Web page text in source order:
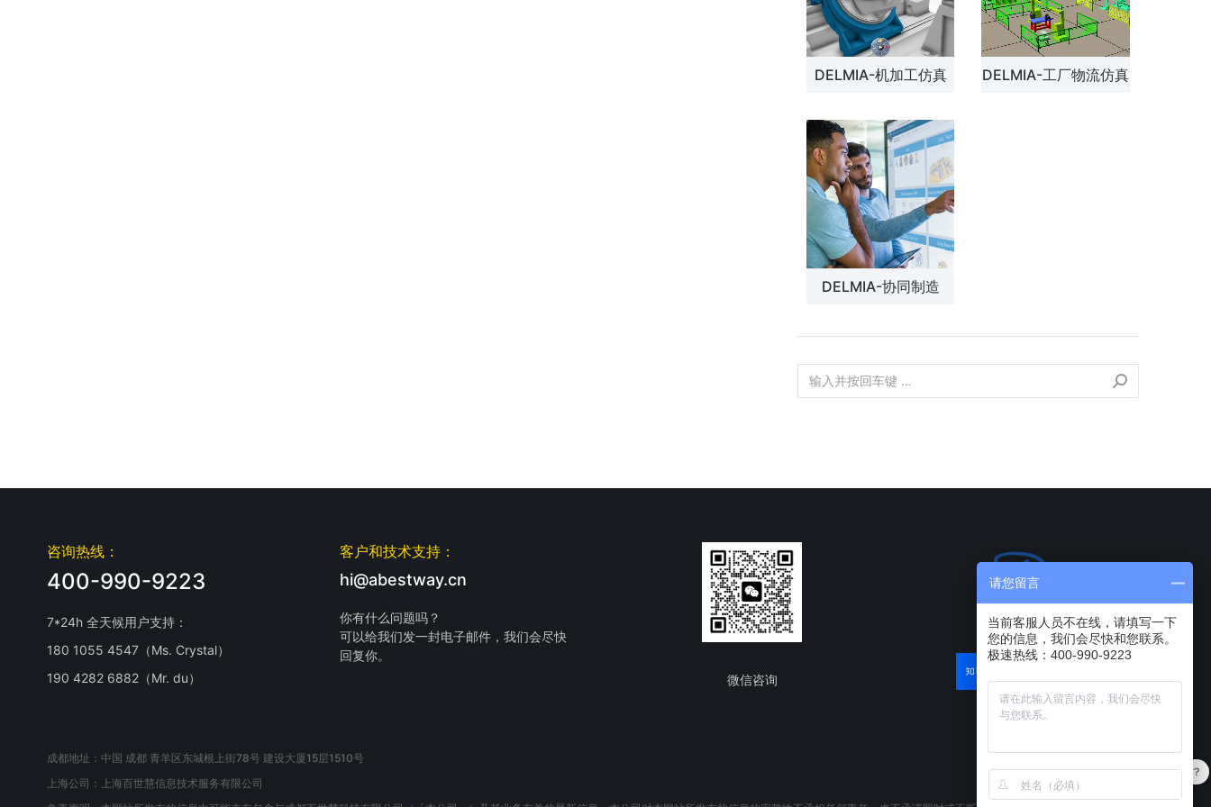
DELMIA-机加工仿真 DELMIA-工厂物流仿真
DELMIA-协同制造
咨询热线：
400-990-9223
7*24h 全天候用户支持：
180 1055 4547（Ms. Crystal）
190 4282 6882（Mr. du）
客户和技术支持：
hi@abestway.cn
你有什么问题吗？
可以给我们发一封电子邮件，我们会尽快
回复你。
微信咨询
成都地址：中国 成都 青羊区东城根上街78号 建设大厦15层1510号
上海公司：上海百世慧信息技术服务有限公司
产品可以试用吗？
请您留言
当前客服人员不在线，请填写一下
您的信息，我们会尽快和您联系。
极速热线：400-990-9223